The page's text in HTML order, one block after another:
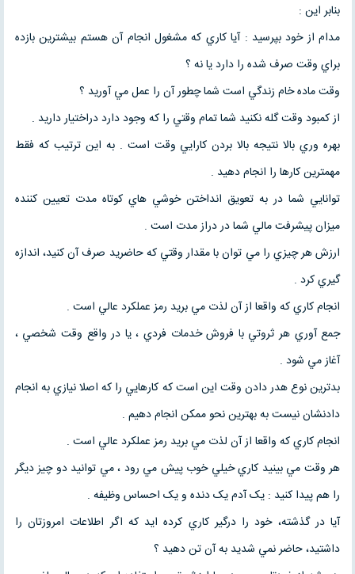
بنابر اين :
مدام از خود بپرسيد : آيا کاري که مشغول انجام آن هستم بيشترين بازده
براي وقت صرف شده را دارد يا نه ؟
وقت ماده خام زندگي است شما چطور آن را عمل مي آوريد ؟
از کمبود وقت گله نکنيد شما تمام وقتي را که وجود دارد دراختيار داريد .
بهره وري بالا نتيجه بالا بردن کارايي وقت است . به اين ترتيب که فقط
مهمترين کارها را انجام دهيد .
توانايي شما در به تعويق انداختن خوشي هاي کوتاه مدت تعيين کننده
ميزان پيشرفت مالي شما در دراز مدت است .
ارزش هر چيزي را مي توان با مقدار وقتي که حاضريد صرف آن کنيد، اندازه
گيري کرد .
انجام کاري که واقعا از آن لذت مي بريد رمز عملکرد عالي است .
جمع آوري هر ثروتي با فروش خدمات فردي ، يا در واقع وقت شخصي ،
آغاز مي شود .
بدترين نوع هدر دادن وقت اين است که کارهايي را که اصلا نيازي به انجام
دادنشان نيست به بهترين نحو ممکن انجام دهيم .
انجام کاري که واقعا از آن لذت مي بريد رمز عملکرد عالي است .
هر وقت مي بينيد کاري خيلي خوب پيش مي رود ، مي توانيد دو چيز ديگر
را هم پيدا کنيد : يک آدم يک دنده و يک احساس وظيفه .
آيا در گذشته، خود را درگير کاري کرده ايد که اگر اطلاعات امروزتان را
داشتيد، حاضر نمي شديد به آن تن دهيد ؟